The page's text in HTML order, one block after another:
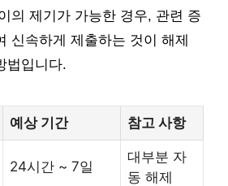
의 제기가 가능한 경우, 관련 증
신속하게 제출하는 것이 해제
법입니다.
예상 기간 참고 사항
24시간 ~ 7일
대부분 자
동 해제